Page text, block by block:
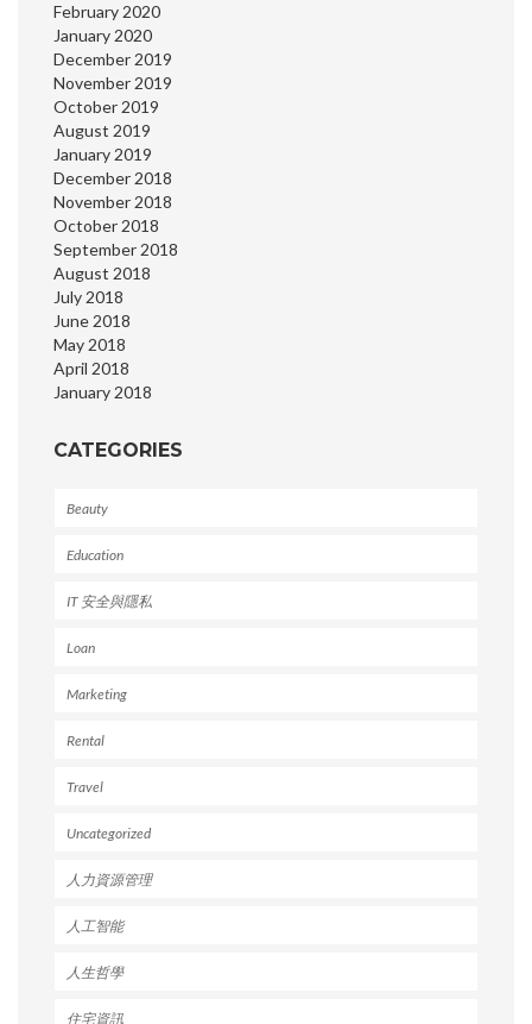
February 2020
January 2020
December 2019
November 2019
October 2019
August 2019
January 2019
December 2018
November 2018
October 2018
September 2018
August 2018
July 2018
June 2018
May 2018
April 2018
January 2018
CATEGORIES
Beauty
Education
IT 安全與隱私
Loan
Marketing
Rental
Travel
Uncategorized
人力資源管理
人工智能
人生哲學
住宅資訊